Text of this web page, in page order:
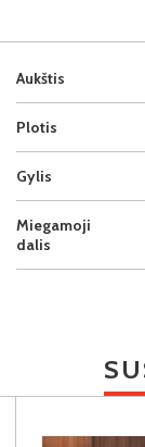
Aukštis
Plotis
Gylis
Miegamoji
dalis